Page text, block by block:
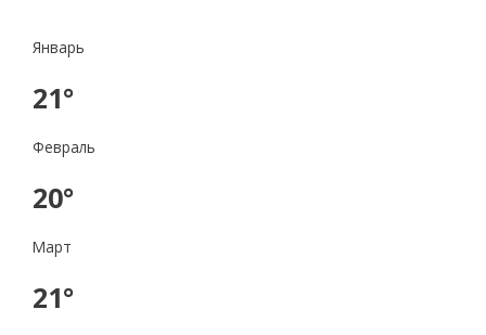
Январь
21°
Февраль
20°
Март
21°